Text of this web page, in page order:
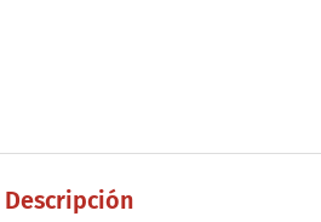
Descripción